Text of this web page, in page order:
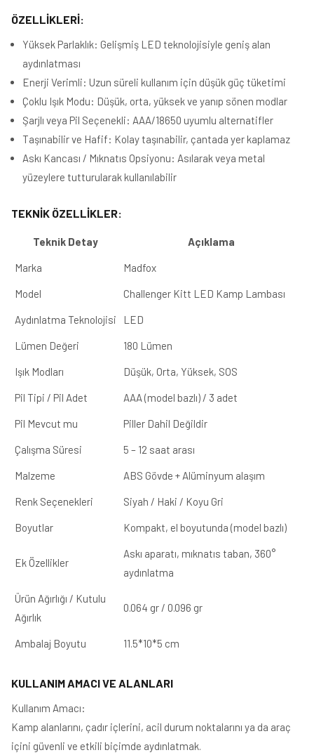
ÖZELLİKLERİ:
Yüksek Parlaklık: Gelişmiş LED teknolojisiyle geniş alan
aydınlatması
Enerji Verimli: Uzun süreli kullanım için düşük güç tüketimi
Çoklu Işık Modu: Düşük, orta, yüksek ve yanıp sönen modlar
Şarjlı veya Pil Seçenekli: AAA/18650 uyumlu alternatifler
Taşınabilir ve Hafif: Kolay taşınabilir, çantada yer kaplamaz
Askı Kancası / Mıknatıs Opsiyonu: Asılarak veya metal
yüzeylere tutturularak kullanılabilir
TEKNİK ÖZELLİKLER:
Teknik Detay Açıklama
Marka Madfox
Model Challenger Kitt LED Kamp Lambası
Aydınlatma Teknolojisi LED
Lümen Değeri 180 Lümen
Işık Modları Düşük, Orta, Yüksek, SOS
Pil Tipi / Pil Adet AAA (model bazlı) / 3 adet
Pil Mevcut mu Piller Dahil Değildir
Çalışma Süresi 5 – 12 saat arası
Malzeme ABS Gövde + Alüminyum alaşım
Renk Seçenekleri Siyah / Haki / Koyu Gri
Boyutlar Kompakt, el boyutunda (model bazlı)
Ek Özellikler
Askı aparatı, mıknatıs taban, 360°
aydınlatma
Ürün Ağırlığı / Kutulu
Ağırlık
0.064 gr / 0.096 gr
Ambalaj Boyutu 11.5*10*5 cm
KULLANIM AMACI VE ALANLARI
Kullanım Amacı:
Kamp alanlarını, çadır içlerini, acil durum noktalarını ya da araç
içini güvenli ve etkili biçimde aydınlatmak.